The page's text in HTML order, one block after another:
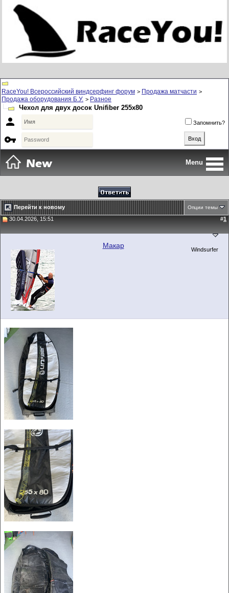
RaceYou! Всероссийский виндсерфинг форум > Продажа матчасти >
Продажа оборудования Б.У. > Разное
Чехол для двух досок Unifiber 255x80
 Запомнить?

Menu
Перейти к новому Опции темы
30.04.2026, 15:51 #1
Макар Windsurfer